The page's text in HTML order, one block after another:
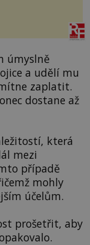
Hlávka. Ten si
záležet. Jeho
...
úmyslně
a udělí mu
zaplatit.
dostane až
která
mezi
případě
mohly
účelům.
prošetřit, aby